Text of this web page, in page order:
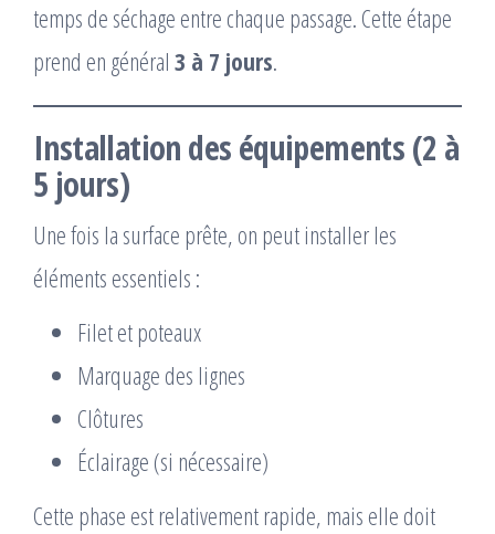
temps de séchage entre chaque passage. Cette étape
prend en général 3 à 7 jours.
Installation des équipements (2 à
5 jours)
Une fois la surface prête, on peut installer les
éléments essentiels :
Filet et poteaux
Marquage des lignes
Clôtures
Éclairage (si nécessaire)
Cette phase est relativement rapide, mais elle doit